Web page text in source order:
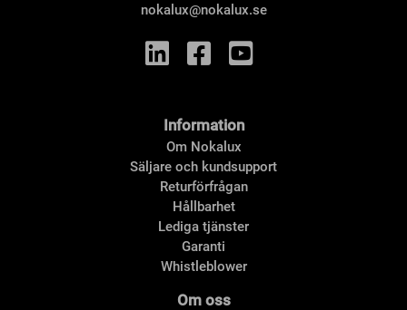
nokalux@nokalux.se
Information
Om Nokalux
Säljare och kundsupport
Returförfrågan
Hållbarhet
Lediga tjänster
Garanti
Whistleblower
Om oss